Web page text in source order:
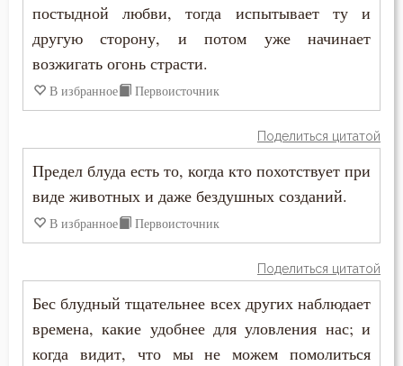
Вера
Вечные муки
Воздаяние
Воля
Высокомерие
Глаза
Игнатий Брянчанинов
Иларион Оптинский (Пономарёв)
Иоанн Златоуст
Иоанн Лествичник
Иосиф Оптинский (Литовкин)
Лев Оптинский (Наголкин)
Максим Исповедник
постыдной любви, тогда испытывает ту и
другую сторону, и потом уже начинает
возжигать огонь страсти.
В избранное Первоисточник
Поделиться цитатой
Предел блуда есть то, когда кто похотствует при
виде животных и даже бездушных созданий.
В избранное Первоисточник
Поделиться цитатой
Бес блудный тщательнее всех других наблюдает
времена, какие удобнее для уловления нас; и
когда видит, что мы не можем помолиться